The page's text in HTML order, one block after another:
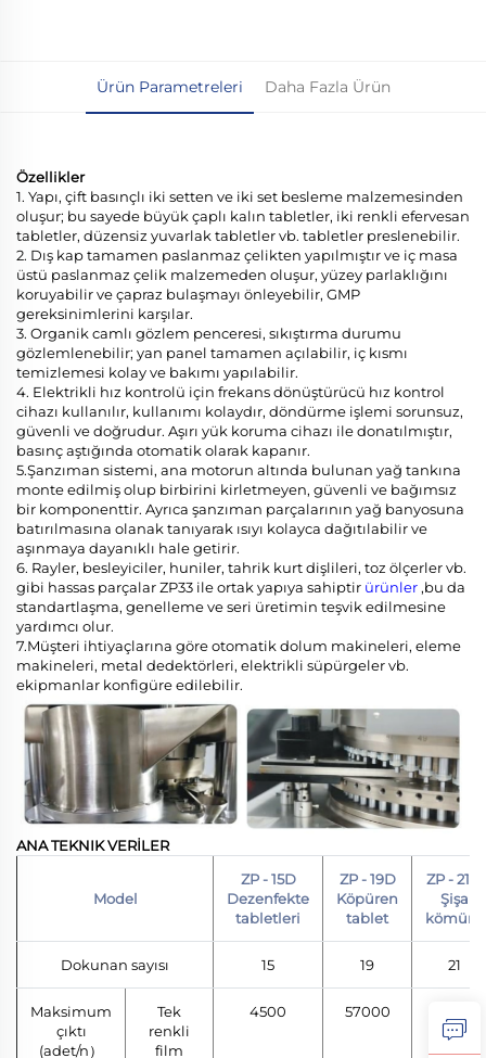
Ürün Parametreleri Daha Fazla Ürün
Özellikler
1. Yapı, çift basınçlı iki setten ve iki set besleme malzemesinden
oluşur; bu sayede büyük çaplı kalın tabletler, iki renkli efervesan
tabletler, düzensiz yuvarlak tabletler vb. tabletler preslenebilir.
2. Dış kap tamamen paslanmaz çelikten yapılmıştır ve iç masa
üstü paslanmaz çelik malzemeden oluşur, yüzey parlaklığını
koruyabilir ve çapraz bulaşmayı önleyebilir, GMP
gereksinimlerini karşılar.
3. Organik camlı gözlem penceresi, sıkıştırma durumu
gözlemlenebilir; yan panel tamamen açılabilir, iç kısmı
temizlemesi kolay ve bakımı yapılabilir.
4. Elektrikli hız kontrolü için frekans dönüştürücü hız kontrol
cihazı kullanılır, kullanımı kolaydır, döndürme işlemi sorunsuz,
güvenli ve doğrudur. Aşırı yük koruma cihazı ile donatılmıştır,
basınç aştığında otomatik olarak kapanır.
5.Şanzıman sistemi, ana motorun altında bulunan yağ tankına
monte edilmiş olup birbirini kirletmeyen, güvenli ve bağımsız
bir komponenttir. Ayrıca şanzıman parçalarının yağ banyosuna
batırılmasına olanak tanıyarak ısıyı kolayca dağıtılabilir ve
aşınmaya dayanıklı hale getirir.
6. Rayler, besleyiciler, huniler, tahrik kurt dişlileri, toz ölçerler vb.
gibi hassas parçalar ZP33 ile ortak yapıya sahiptir ürünler,bu da
standartlaşma, genelleme ve seri üretimin teşvik edilmesine
yardımcı olur.
7.Müşteri ihtiyaçlarına göre otomatik dolum makineleri, eleme
makineleri, metal dedektörleri, elektrikli süpürgeler vb.
ekipmanlar konfigüre edilebilir.
ANA TEKNIK VERİLER
Model
ZP - 15D
Dezenfekte
tabletleri
ZP - 19D
Köpüren
tablet
ZP - 21D
Şişa
kömürü
Dokunan sayısı 15 19 21
Maksimum
çıktı
(adet/n）
Tek
renkli
film
4500 57000